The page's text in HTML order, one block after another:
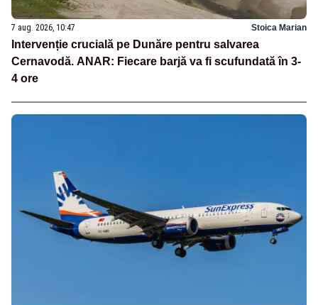
7 aug. 2026, 10:47 Stoica Marian
Intervenție crucială pe Dunăre pentru salvarea
Cernavodă. ANAR: Fiecare barjă va fi scufundată în 3-
4 ore